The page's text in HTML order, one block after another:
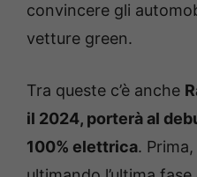
convincere gli
vetture green.
Tra queste c’è anche
il 2024, porterà al
100% elettrica.